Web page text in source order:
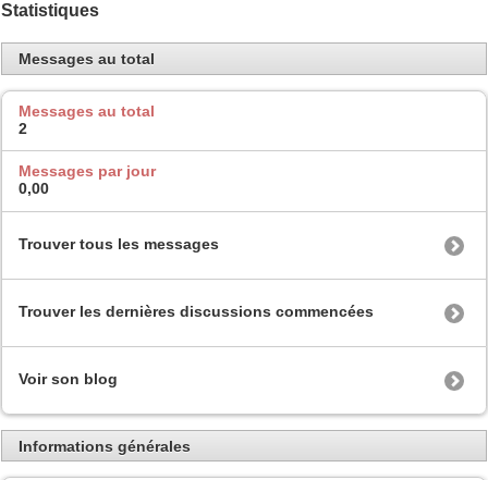
Statistiques
Messages au total
Messages au total
2
Messages par jour
0,00
Trouver tous les messages
Trouver les dernières discussions commencées
Voir son blog
Informations générales